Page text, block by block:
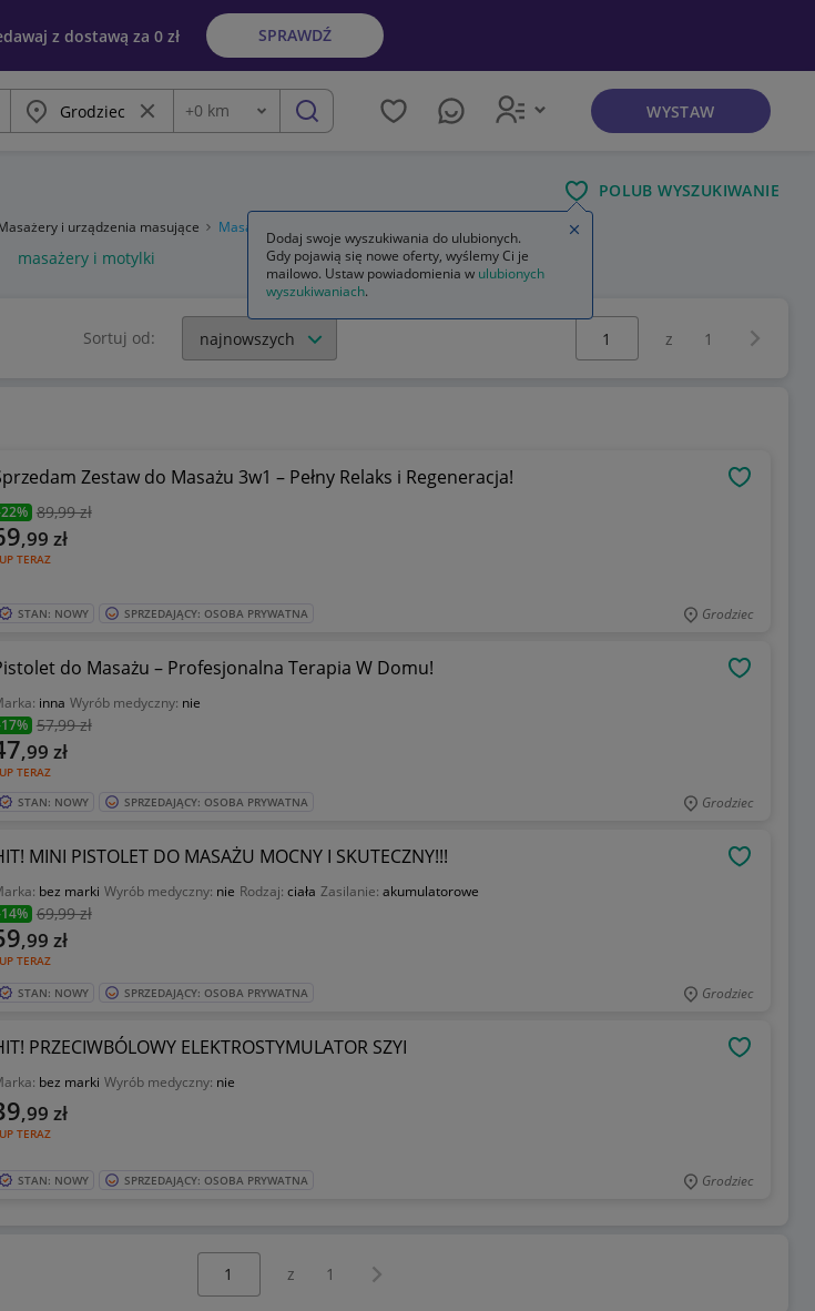
z dostawą za 0 zł SPRAWDŹ
Miasto Wyczyść frazę
Odległość
+0 km szukaj WYSTAW
POLUB WYSZUKIWANIE
i urządzenia masujące Masażery
masażery i motylki
Sortuj od:
Wybierz stronę:
z 1
Zestaw do Masażu 3w1 – Pełny Relaks i Regeneracja!
89,99 zł
TERAZ
,99 zł
STAN: NOWY SPRZEDAJĄCY: OSOBA PRYWATNA Grodziec
do Masażu – Profesjonalna Terapia W Domu!
inna Wyrób medyczny: nie
57,99 zł
TERAZ
,99 zł
STAN: NOWY SPRZEDAJĄCY: OSOBA PRYWATNA Grodziec
MINI PISTOLET DO MASAŻU MOCNY I SKUTECZNY!!!
bez marki Wyrób medyczny: nie Rodzaj: ciała Zasilanie: akumulatorowe
69,99 zł
TERAZ
,99 zł
STAN: NOWY SPRZEDAJĄCY: OSOBA PRYWATNA Grodziec
PRZECIWBÓLOWY ELEKTROSTYMULATOR SZYI
bez marki Wyrób medyczny: nie
TERAZ
,99 zł
STAN: NOWY SPRZEDAJĄCY: OSOBA PRYWATNA Grodziec
z 1 Następna strona
Dodaj swoje wyszukiwania do ulubionych.
Gdy pojawią się nowe oferty, wyślemy Ci je
mailowo. Ustaw powiadomienia w ulubionych
wyszukiwaniach.
Zamknij wskazówkę